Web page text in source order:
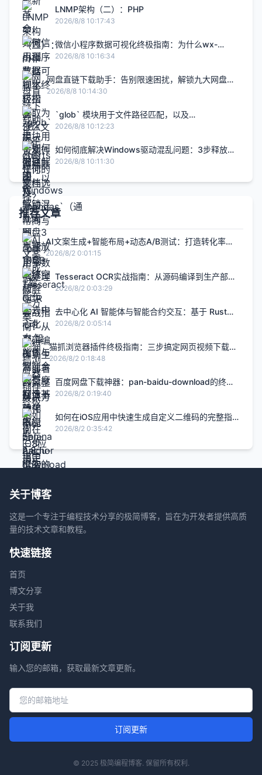
LNMP架构（二）：PHP
2026/8/8 10:17:43
微信小程序数据可视化终极指南：为什么wx-
charts是你的最佳选择？
2026/8/8 10:16:34
网盘直链下载助手：告别限速困扰，解锁九大网盘高
速下载的终极解决方案
2026/8/8 10:14:30
`glob` 模块用于文件路径匹配，以及
`pandas`（通常简写为 `pd`）用于数据处理
2026/8/8 10:12:23
如何彻底解决Windows驱动混乱问题：3步释放
10GB系统空间
2026/8/8 10:11:30
推荐文章
AI文案生成+智能布局+动态A/B测试：打造转化率提
升2.8倍的H5智能设计闭环，限免内测通道今日关闭
2026/8/2 0:01:15
Tesseract OCR实战指南：从源码编译到生产部署
的完整解决方案
2026/8/2 0:03:29
去中心化 AI 智能体与智能合约交互：基于 Rust
Solana Anchor 框架的链上 Agent 实战
2026/8/2 0:05:14
猫抓浏览器插件终极指南：三步搞定网页视频下载的
完整解决方案
2026/8/2 0:18:48
百度网盘下载神器：pan-baidu-download的终极
实战指南
2026/8/2 0:19:40
如何在iOS应用中快速生成自定义二维码的完整指
南
2026/8/2 0:35:42
关于博客
这是一个专注于编程技术分享的极简博客，旨在为开发者提供高质
量的技术文章和教程。
快速链接
首页
博文分享
关于我
联系我们
订阅更新
输入您的邮箱，获取最新文章更新。
邮箱地址
订阅更新
© 2025 极简编程博客. 保留所有权利.